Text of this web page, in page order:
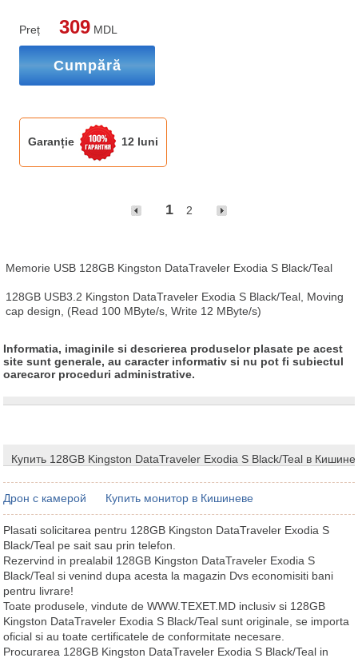
Preț 309 MDL
Cumpără
Garanție 12 luni
1 2
Memorie USB 128GB Kingston DataTraveler Exodia S Black/Teal
128GB USB3.2 Kingston DataTraveler Exodia S Black/Teal, Moving
cap design, (Read 100 MByte/s, Write 12 MByte/s)
Informatia, imaginile si descrierea produselor plasate pe acest
site sunt generale, au caracter informativ si nu pot fi subiectul
oarecaror proceduri administrative.
Купить 128GB Kingston DataTraveler Exodia S Black/Teal в
Дрон с камерой Купить монитор в Кишиневе
Plasati solicitarea pentru 128GB Kingston DataTraveler Exodia S
Black/Teal pe sait sau prin telefon.
Rezervind in prealabil 128GB Kingston DataTraveler Exodia S
Black/Teal si venind dupa acesta la magazin Dvs economisiti bani
pentru livrare!
Toate produsele, vindute de WWW.TEXET.MD inclusiv si 128GB
Kingston DataTraveler Exodia S Black/Teal sunt originale, se importa
oficial si au toate certificatele de conformitate necesare.
Procurarea 128GB Kingston DataTraveler Exodia S Black/Teal in